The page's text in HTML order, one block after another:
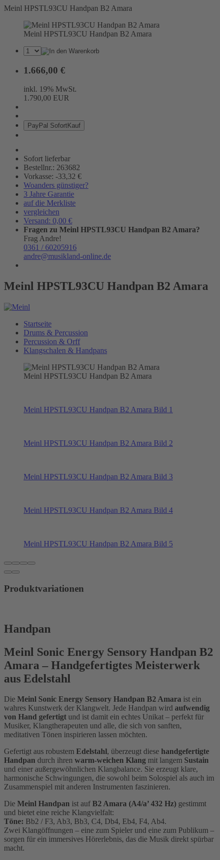
Meinl HPSTL93CU Handpan B2 Amara
Meinl HPSTL93CU Handpan B2 Amara
1.666,00 €
inkl. 19% MwSt.
1.790,00 EUR
Pay Pal SofortKauf
Sofort lieferbar
Bestellnr.: 263682
Vorkasse: -33,32 €
Woanders günstiger?
3 Jahre Garantie
auf die Merkliste
vergleichen
Versand: 0,00 €
Fragen zu Meinl HPSTL93CU Handpan B2 Amara?
Frag Andre!
0361 / 60205916
andre@musikland-online.de
Meinl HPSTL93CU Handpan B2 Amara
Startseite
Drums & Percussion
Percussion & Orff
Klangschalen & Handpans
Meinl HPSTL93CU Handpan B2 Amara
Meinl HPSTL93CU Handpan B2 Amara Bild 1
Meinl HPSTL93CU Handpan B2 Amara Bild 2
Meinl HPSTL93CU Handpan B2 Amara Bild 3
Meinl HPSTL93CU Handpan B2 Amara Bild 4
Meinl HPSTL93CU Handpan B2 Amara Bild 5
Produktvariationen
Handpan
Meinl Sonic Energy Sensory Handpan B2
Amara – Handgefertigtes Meisterwerk
aus Edelstahl
Die Meinl Sonic Energy Sensory Handpan B2 Amara ist ein
wahres Kunstwerk der Klangwelt. Jede Handpan wird aufwendig
von Hand gefertigt und ist damit ein echtes Unikat – perfekt für
Musiker, Klangtherapeuten und alle, die sich von sanften,
meditativen Tönen inspirieren lassen möchten.
Gefertigt aus robustem Edelstahl, überzeugt diese handgefertigte
Handpan durch ihren warm-weichen Klang mit langem Sustain
und einer außergewöhnlichen Klangbalance. Sie erzeugt klare,
harmonische Schwingungen, die sowohl beim Solospiel als auch im
Zusammenspiel mit anderen Instrumenten faszinieren.
Die Meinl Handpan ist auf B2 Amara (A4/a’ 432 Hz) gestimmt
und bietet eine reiche Klangvielfalt:
Töne: Bb2 / F3, Ab3, Bb3, C4, Db4, Eb4, F4, Ab4.
Zwei Klangöffnungen – eine zum Spieler und eine zum Publikum –
sorgen für ein immersives Hörerlebnis, das die Musik direkt spürbar
macht.